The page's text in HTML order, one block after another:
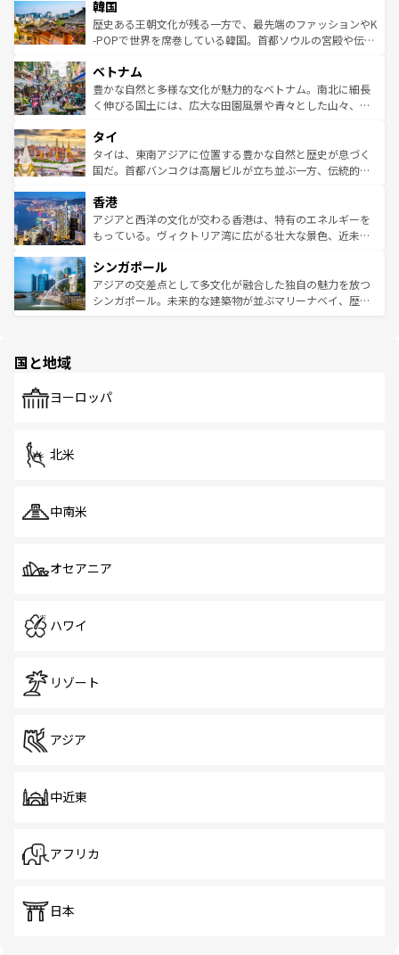
いる。アクティビティも充実しており、サーフィンやダイ
ビング、ハイキングなど、アウトドア好きにはたまらな
い。オーストラリアの多彩な魅力を存分に味わいつくそ
参照してほしい。
ン）、静ひつな山岳地帯である台湾東部など、都市の喧騒
と山間の静けさが共存しており、訪れる人に新しい発見と
驚きをもたらしてくれる。また、奥深い台湾の食文化も魅
容にもいいと評判のスイーツなど、バラエティ豊かな料理
が味わえる。 なお、新着の台湾情報は コンテンツ一覧を参
照してほしい。
韓国
歴史ある王朝文化が残る一方で、最先端のファッションやK
-POPで世界を席巻している韓国。首都ソウルの宮殿や伝統
き、地方に足を延ばせば四季折々の自然美を楽しむことが
できる。そして、キムチや焼肉、絶品のストリートフード
まで、さまざまな韓国料理が待っている。夜には、韓国な
リティに包まれながら、韓国の多彩な魅力を心ゆくまで味
わってみてほしい。 なお、新着の韓国情報はコンテンツ一
覧を参照してほしい。
ベトナム
豊かな自然と多様な文化が魅力的なベトナム。南北に細長
く伸びる国土には、広大な田園風景や青々とした山々、世
急速な発展と共に伝統が息づく。ハノイの古い町並みやホ
ーチミン市のフランス統治時代の建物も、独特の雰囲気を
醸し出している。また、バラエティの豊かさとおいしさで
とつ。フォーやバインミー、ベトナムコーヒーなどは、ぜ
ひ現地で味わいたい。どの地域を訪れてもあたたかい人々
が旅行者を迎えてくれるので、きっと忘れられない旅にな
参照してほしい。
タイ
タイは、東南アジアに位置する豊かな自然と歴史が息づく
国だ。首都バンコクは高層ビルが立ち並ぶ一方、伝統的な
の活気が交差している。北部ではチェンマイなどの山岳地
帯で自然と触れ合い、南部ではプーケットやクラビの美し
いビーチでリゾート気分を楽しむことができる。タイ料理
激する。気候は一年中温暖で、どの季節にも異なる楽しみ
が待っている。親しみやすいタイの人々、仏教を中心とし
た文化、そして多様な観光資源が、訪れる旅人を魅了し続
香港
アジアと西洋の文化が交わる香港は、特有のエネルギーを
もっている。ヴィクトリア湾に広がる壮大な景色、近未来
み、どこを訪れても感動するはず。観光スポットが密集し
ており、効率よく見どころを回れるのも魅力。息をのむよ
うな絶景から文化的な体験まで、香港を存分に楽しみ尽く
シンガポール
アジアの交差点として多文化が融合した独自の魅力を放つ
シンガポール。未来的な建築物が並ぶマリーナベイ、歴史
で、ホーカーズは地元の風情を楽しめる外せないスポット
国と地域
ヨーロッパ
北米
中南米
オセアニア
ハワイ
リゾート
アジア
中近東
アフリカ
日本